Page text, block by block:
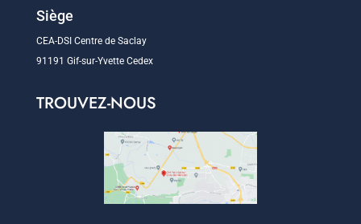
Siège
CEA-DSI Centre de Saclay
91191 Gif-sur-Yvette Cedex
TROUVEZ-NOUS